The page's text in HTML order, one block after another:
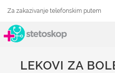
Za zakazivanje telefonskim putem
LEKOVI ZA